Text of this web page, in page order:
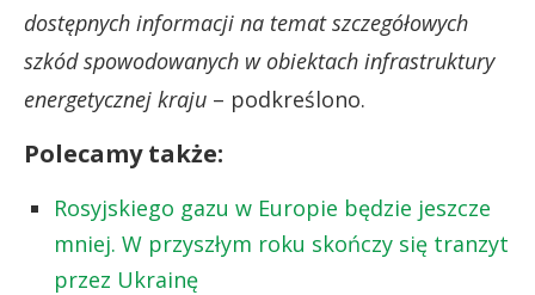
dostępnych informacji na temat szczegółowych
szkód spowodowanych w obiektach infrastruktury
energetycznej kraju – podkreślono.
Polecamy także:
Rosyjskiego gazu w Europie będzie jeszcze
mniej. W przyszłym roku skończy się tranzyt
przez Ukrainę